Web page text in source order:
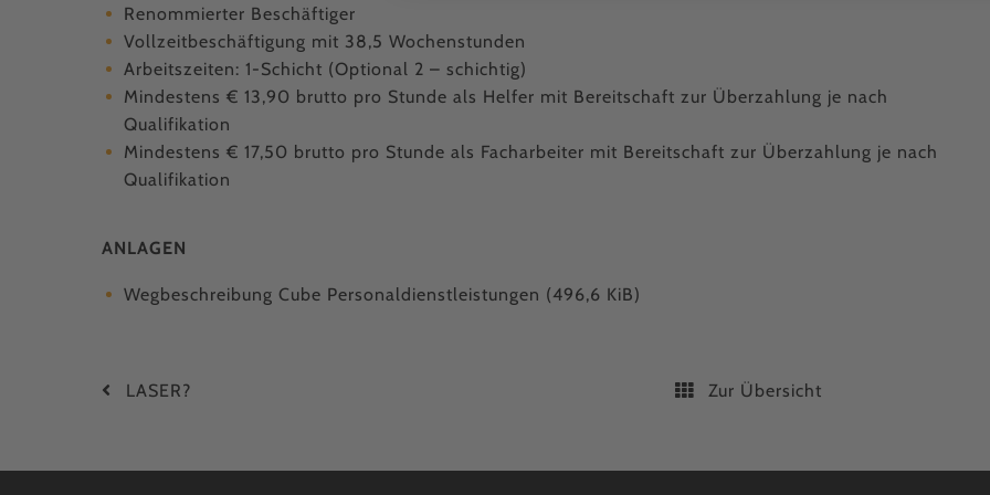
Renommierter Beschäftiger
Vollzeitbeschäftigung mit 38,5 Wochenstunden
Arbeitszeiten: 1-Schicht (Optional 2 – schichtig)
Mindestens € 13,90 brutto pro Stunde als Helfer mit Bereitschaft zur Überzahlung je nach
Qualifikation
Mindestens € 17,50 brutto pro Stunde als Facharbeiter mit Bereitschaft zur Überzahlung je nach
Qualifikation
ANLAGEN
Wegbeschreibung Cube Personaldienstleistungen (496,6 KiB)
LASER? Zur Übersicht